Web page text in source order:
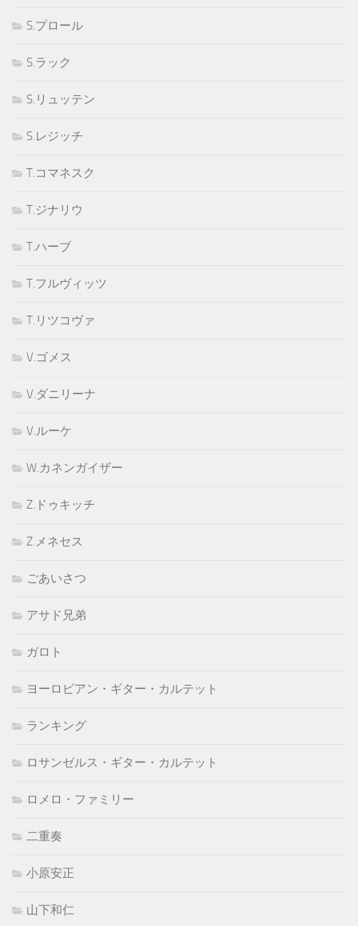
S.プロール
S.ラック
S.リュッテン
S.レジッチ
T.コマネスク
T.ジナリウ
T.ハーブ
T.フルヴィッツ
T.リツコヴァ
V.ゴメス
V.ダニリーナ
V.ルーケ
W.カネンガイザー
Z.ドゥキッチ
Z.メネセス
ごあいさつ
アサド兄弟
ガロト
ヨーロピアン・ギター・カルテット
ランキング
ロサンゼルス・ギター・カルテット
ロメロ・ファミリー
二重奏
小原安正
山下和仁